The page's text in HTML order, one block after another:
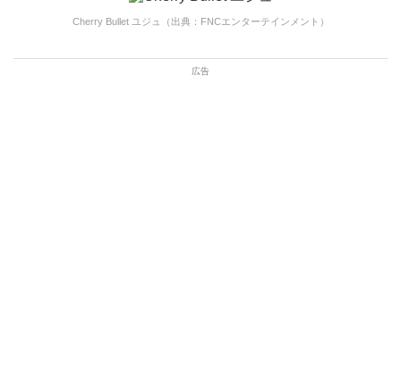
Cherry Bullet ユジュ（出典：FNCエンターテインメント）